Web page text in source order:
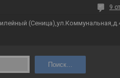
9
Поиск...